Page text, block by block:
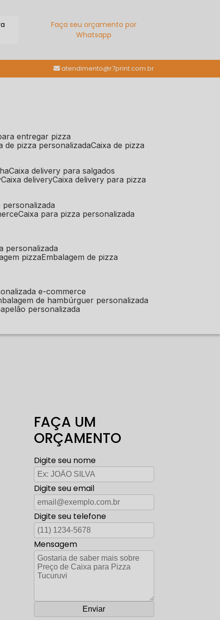
Faça seu orçamento por
Whatsapp
atendimento@r7print.com.br
entregar pizza
de pizza personalizada caixa de pizza
caixa delivery para salgados
caixa delivery caixa delivery para pizza
personalizada
caixa para pizza personalizada
personalizada
pizza embalagem de pizza
e-commerce
de hambúrguer personalizada
personalizada
FAÇA UM
ORÇAMENTO
Digite seu nome
Digite seu email
Digite seu telefone
Mensagem